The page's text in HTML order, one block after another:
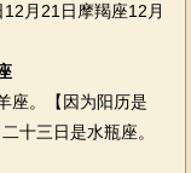
月21日摩羯座12月
。【因为阳历是
十三日是水瓶座。